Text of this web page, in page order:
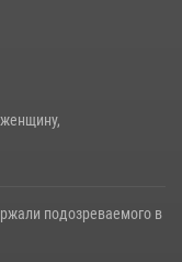
подозреваемого в